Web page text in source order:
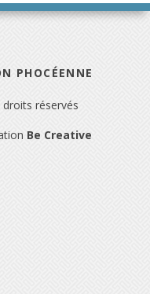
PHOCÉENNE
réservés
Be Creative